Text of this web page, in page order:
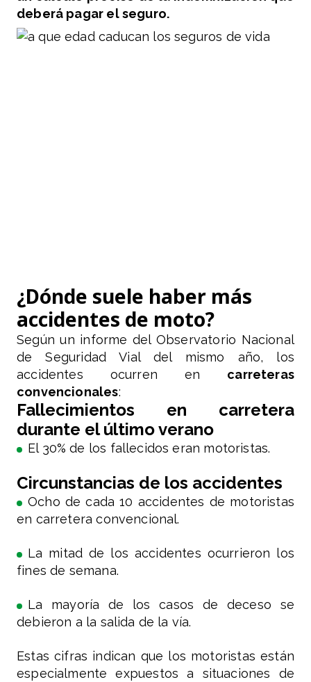
deberá pagar el seguro.
¿Dónde suele haber más
accidentes de moto?
Según un informe del Observatorio Nacional
de Seguridad Vial del mismo año, los
accidentes ocurren en carreteras
convencionales:
Fallecimientos en carretera
durante el último verano
El 30% de los fallecidos eran motoristas.
Circunstancias de los accidentes
Ocho de cada 10 accidentes de motoristas
en carretera convencional.
La mitad de los accidentes ocurrieron los
fines de semana.
La mayoría de los casos de deceso se
debieron a la salida de la vía.
Estas cifras indican que los motoristas están
especialmente expuestos a situaciones de